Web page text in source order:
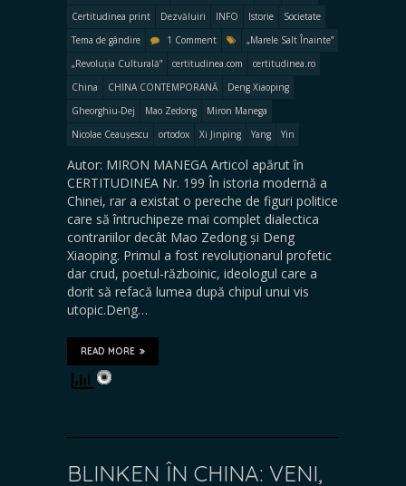
Certitudinea print
Dezvăluiri INFO Istorie
Societate
Tema de gândire
1 Comment
„Marele Salt Înainte”
„Revoluția Culturală”
certitudinea.com
certitudinea.ro
China
CHINA CONTEMPORANĂ
Deng Xiaoping
Gheorghiu-Dej
Mao Zedong
Miron Manega
Nicolae Ceaușescu
ortodox Xi Jinping Yang Yin
Autor: MIRON MANEGA Articol apărut în
CERTITUDINEA Nr. 199 În istoria modernă a
Chinei, rar a existat o pereche de figuri politice
care să întruchipeze mai complet dialectica
contrariilor decât Mao Zedong și Deng
Xiaoping. Primul a fost revoluționarul profetic
dar crud, poetul-războinic, ideologul care a
dorit să refacă lumea după chipul unui vis
utopic.Deng…
READ MORE
BLINKEN ÎN CHINA: VENI,